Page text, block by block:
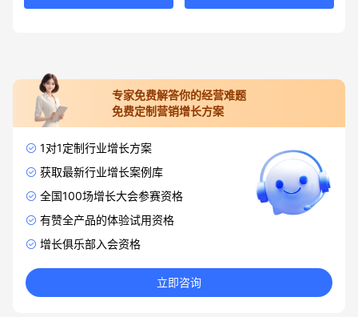
专家免费解答你的经营难题
免费定制营销增长方案
1对1定制行业增长方案
获取最新行业增长案例库
全国100场增长大会参赛资格
有赞全产品的体验试用资格
增长俱乐部入会资格
立即咨询